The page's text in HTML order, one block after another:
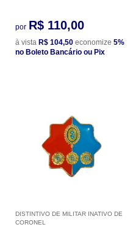
por R$ 110,00
à vista R$ 104,50 economize 5%
no Boleto Bancário ou Pix
DISTINTIVO DE MILITAR INATIVO DE
CORONEL